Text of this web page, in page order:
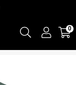
0